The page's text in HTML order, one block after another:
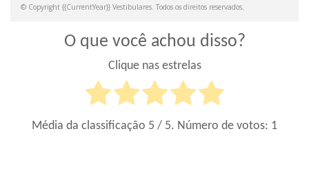
O que você achou disso?
Clique nas estrelas
Média da classificação 5 / 5. Número de votos: 1